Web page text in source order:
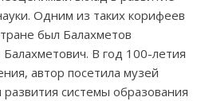
Одним из таких корифеев
был Балахметов
В год 100-летия
автор посетила музей
развития системы образования